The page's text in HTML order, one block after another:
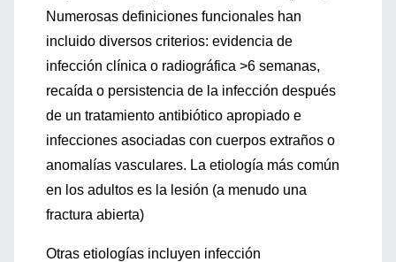
Numerosas definiciones funcionales han
incluido diversos criterios: evidencia de
infección clínica o radiográfica >6 semanas,
recaída o persistencia de la infección después
de un tratamiento antibiótico apropiado e
infecciones asociadas con cuerpos extraños o
anomalías vasculares. La etiología más común
en los adultos es la lesión (a menudo una
fractura abierta)
Otras etiologías incluyen infección